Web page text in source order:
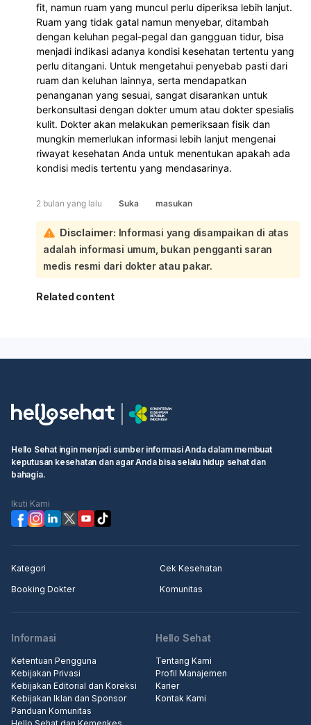
fit, namun ruam yang muncul perlu diperiksa lebih lanjut.
Ruam yang tidak gatal namun menyebar, ditambah
dengan keluhan pegal-pegal dan gangguan tidur, bisa
menjadi indikasi adanya kondisi kesehatan tertentu yang
perlu ditangani. Untuk mengetahui penyebab pasti dari
ruam dan keluhan lainnya, serta mendapatkan
penanganan yang sesuai, sangat disarankan untuk
berkonsultasi dengan dokter umum atau dokter spesialis
kulit. Dokter akan melakukan pemeriksaan fisik dan
mungkin memerlukan informasi lebih lanjut mengenai
riwayat kesehatan Anda untuk menentukan apakah ada
kondisi medis tertentu yang mendasarinya.
2 bulan yang lalu Suka masukan
Disclaimer: Informasi yang disampaikan di atas
adalah informasi umum, bukan pengganti saran
medis resmi dari dokter atau pakar.
Related content
Hello Sehat ingin menjadi sumber informasi Anda dalam membuat
keputusan kesehatan dan agar Anda bisa selalu hidup sehat dan
bahagia.
Ikuti Kami
Kategori
Cek Kesehatan
Booking Dokter
Komunitas
Informasi
Ketentuan Pengguna
Kebijakan Privasi
Kebijakan Editorial dan Koreksi
Kebijakan Iklan dan Sponsor
Panduan Komunitas
Hello Sehat
Tentang Kami
Profil Manajemen
Karier
Kontak Kami